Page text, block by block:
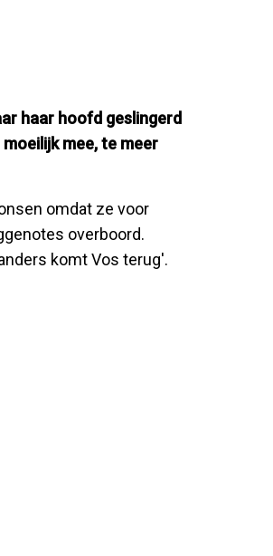
haar hoofd geslingerd
mee, te meer
omdat ze voor
overboord.
komt Vos terug'.